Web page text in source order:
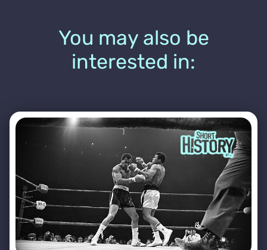
You may also be
interested in: